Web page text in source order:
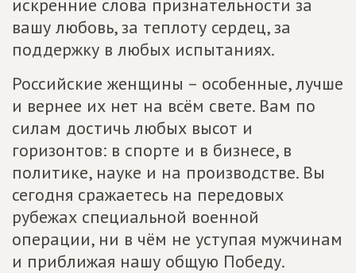
искренние слова признательности за
вашу любовь, за теплоту сердец, за
поддержку в любых испытаниях.
Российские женщины – особенные, лучше
и вернее их нет на всём свете. Вам по
силам достичь любых высот и
горизонтов: в спорте и в бизнесе, в
политике, науке и на производстве. Вы
сегодня сражаетесь на передовых
рубежах специальной военной
операции, ни в чём не уступая мужчинам
и приближая нашу общую Победу.